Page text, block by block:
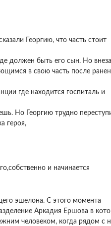
Георгию, что часть стоит
должен быть его сын. Но
в свою часть после
где находится госпиталь и
Но Георгию трудно
героя,
и начинается
эшелона. С этого момента
Аркадия Ершова в
человеком, когда рядом с